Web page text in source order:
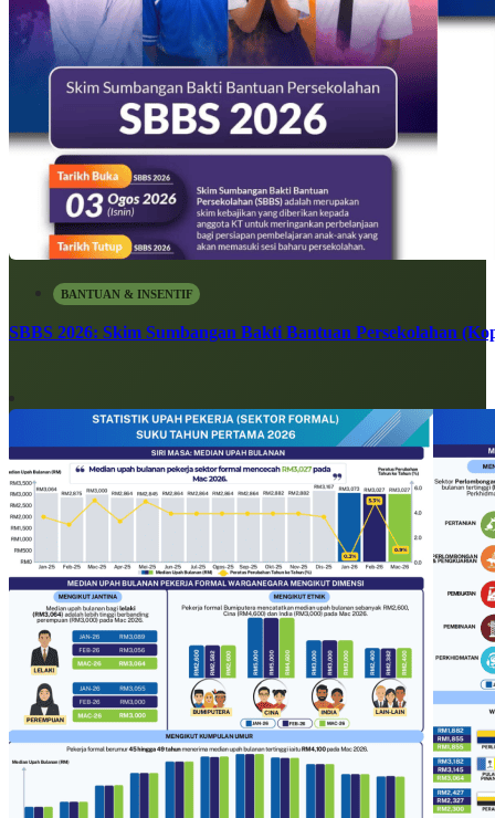
BANTUAN & INSENTIF
SBBS 2026: Skim Sumbangan Bakti Bantuan Persekolahan